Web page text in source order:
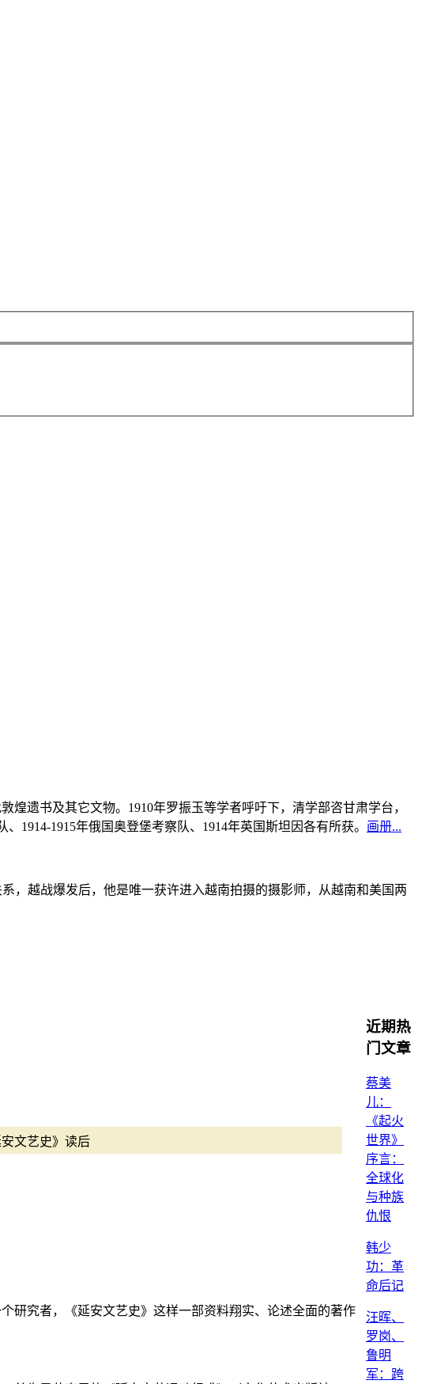
煌遗书及其它文物。1910年罗振玉等学者呼吁下，清学部咨甘肃学台，
1914-1915年俄国奥登堡考察队、1914年英国斯坦因各有所获。 画册...
，越战爆发后，他是唯一获许进入越南拍摄的摄影师，从越南和美国两
文艺史》读后
研究者，《延安文艺史》这样一部资料翔实、论述全面的著作
近期热
门文章
蔡美
儿：
《起火
世界》
序言：
全球化
与种族
仇恨
韩少
功：革
命后记
汪晖、
罗岗、
鲁明
军：跨